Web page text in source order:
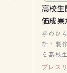
高校生
価成果
手のひ
計・製
を高校
プレス